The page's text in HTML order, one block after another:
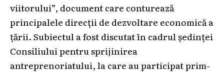
viitorului”, document care conturează
principalele direcții de dezvoltare economică a
țării. Subiectul a fost discutat în cadrul ședinței
Consiliului pentru sprijinirea
antreprenoriatului, la care au participat prim-